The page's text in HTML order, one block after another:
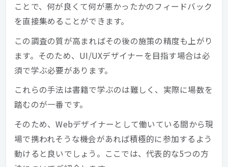
ことで、何が良くて何が悪かったかのフィードバック
を直接集めることができます。
この調査の質が高まればその後の施策の精度も上がり
ます。そのため、UI/UXデザイナーを目指す場合は必
須で学ぶ必要があります。
これらの手法は書籍で学ぶのは難しく、実際に場数を
踏むのが一番です。
そのため、Webデザイナーとして働いている間から現
場で携われそうな機会があれば積極的に参加するよう
動けると良いでしょう。ここでは、代表的な5つの方